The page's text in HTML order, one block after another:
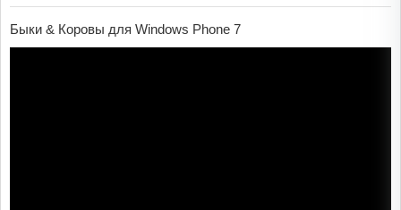
Быки & Коровы для Windows Phone 7